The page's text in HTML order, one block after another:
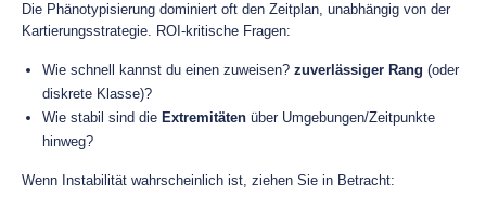
Die Phänotypisierung dominiert oft den Zeitplan, unabhängig von der
Kartierungsstrategie. ROI-kritische Fragen:
Wie schnell kannst du einen zuweisen? zuverlässiger Rang (oder
diskrete Klasse)?
Wie stabil sind die Extremitäten über Umgebungen/Zeitpunkte
hinweg?
Wenn Instabilität wahrscheinlich ist, ziehen Sie in Betracht: